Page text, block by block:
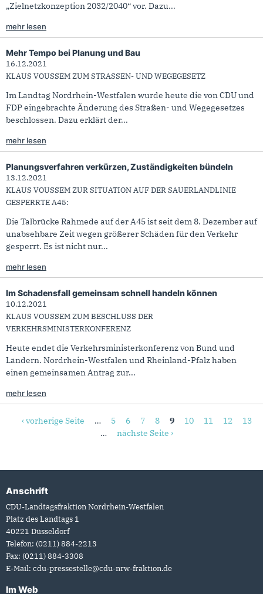
„Zielnetzkonzeption 2032/2040“ vor. Dazu...
mehr lesen
Mehr Tempo bei Planung und Bau
16.12.2021
KLAUS VOUSSEM ZUM STRASSEN- UND WEGEGESETZ
Im Landtag Nordrhein-Westfalen wurde heute die von CDU und
FDP eingebrachte Änderung des Straßen- und Wegegesetzes
beschlossen. Dazu erklärt der...
mehr lesen
Planungsverfahren verkürzen, Zuständigkeiten bündeln
13.12.2021
KLAUS VOUSSEM ZUR SITUATION AUF DER SAUERLANDLINIE
GESPERRTE A45:
Die Talbrücke Rahmede auf der A45 ist seit dem 8. Dezember auf
unabsehbare Zeit wegen größerer Schäden für den Verkehr
gesperrt. Es ist nicht nur...
mehr lesen
Im Schadensfall gemeinsam schnell handeln können
10.12.2021
KLAUS VOUSSEM ZUM BESCHLUSS DER
VERKEHRSMINISTERKONFERENZ
Heute endet die Verkehrsministerkonferenz von Bund und
Ländern. Nordrhein-Westfalen und Rheinland-Pfalz haben
einen gemeinsamen Antrag zur...
mehr lesen
Seiten
‹ vorherige Seite … 5 6 7 8 9 10 11 12
13
…
nächste Seite ›
Fußbereich
Anschrift
CDU-Landtagsfraktion Nordrhein-Westfalen
Platz des Landtags 1
40221 Düsseldorf
Telefon: (0211) 884-2213
Fax: (0211) 884-3308
E-Mail: cdu-pressestelle@cdu-nrw-fraktion.de
Im Web